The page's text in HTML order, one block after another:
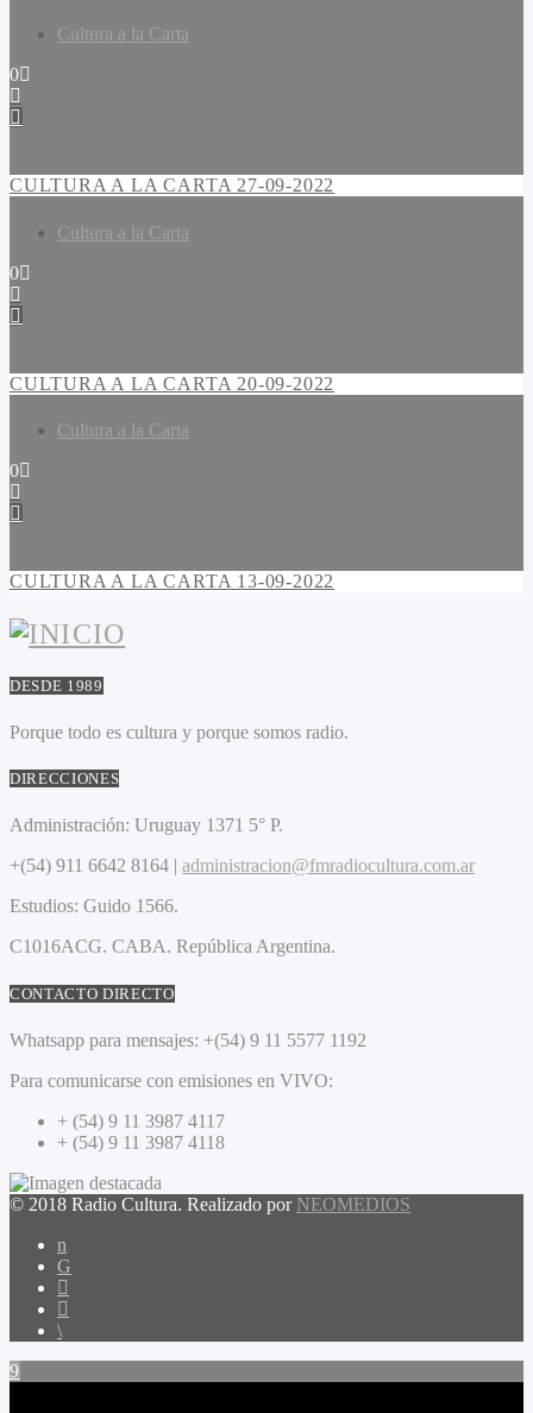
Cultura a la Carta
0
CULTURA A LA CARTA 27-09-2022
Cultura a la Carta
0
CULTURA A LA CARTA 20-09-2022
Cultura a la Carta
0
CULTURA A LA CARTA 13-09-2022
DESDE 1989
Porque todo es cultura y porque somos radio.
DIRECCIONES
Administración: Uruguay 1371 5° P.
+(54) 911 6642 8164 | administracion@fmradiocultura.com.ar
Estudios: Guido 1566.
C1016ACG. CABA. República Argentina.
CONTACTO DIRECTO
Whatsapp para mensajes: +(54) 9 11 5577 1192
Para comunicarse con emisiones en VIVO:
+ (54) 9 11 3987 4117
+ (54) 9 11 3987 4118
© 2018 Radio Cultura. Realizado por NEOMEDIOS